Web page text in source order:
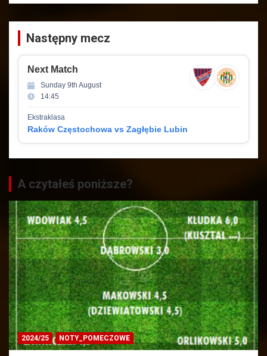
Następny mecz
Next Match
Sunday 9th August
14:45
Ekstraklasa
Raków Częstochowa vs Zagłębie Lubin
A czytałeś poniższe?
2024/25 NOTY_POMECZOWE